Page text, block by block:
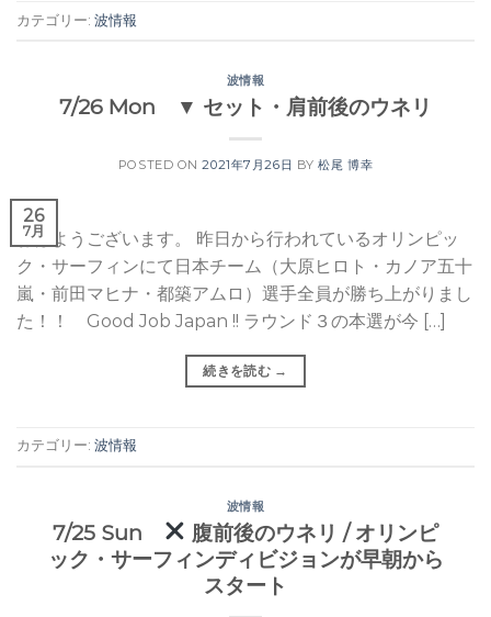
カテゴリー: 波情報
波情報
7/26 Mon ▼ セット・肩前後のウネリ
POSTED ON2021年7月26日 BY松尾 博幸
26
7月
おはようございます。 昨日から行われているオリンピッ
ク・サーフィンにて日本チーム（大原ヒロト・カノア五十
嵐・前田マヒナ・都築アムロ）選手全員が勝ち上がりまし
た！！ Good Job Japan !! ラウンド３の本選が今 […]
続きを読む →
カテゴリー: 波情報
波情報
7/25 Sun
腹前後のウネリ / オリンピ
ック・サーフィンディビジョンが早朝から
スタート